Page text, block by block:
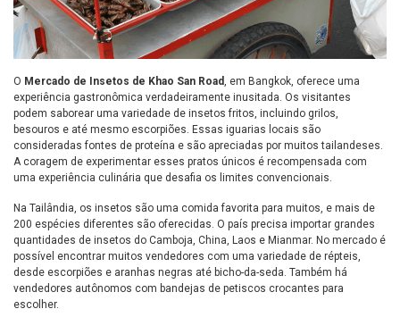
O Mercado de Insetos de Khao San Road, em Bangkok, oferece uma
experiência gastronômica verdadeiramente inusitada. Os visitantes
podem saborear uma variedade de insetos fritos, incluindo grilos,
besouros e até mesmo escorpiões. Essas iguarias locais são
consideradas fontes de proteína e são apreciadas por muitos tailandeses.
A coragem de experimentar esses pratos únicos é recompensada com
uma experiência culinária que desafia os limites convencionais.
Na Tailândia, os insetos são uma comida favorita para muitos, e mais de
200 espécies diferentes são oferecidas. O país precisa importar grandes
quantidades de insetos do Camboja, China, Laos e Mianmar. No mercado é
possível encontrar muitos vendedores com uma variedade de répteis,
desde escorpiões e aranhas negras até bicho-da-seda. Também há
vendedores autônomos com bandejas de petiscos crocantes para
escolher.